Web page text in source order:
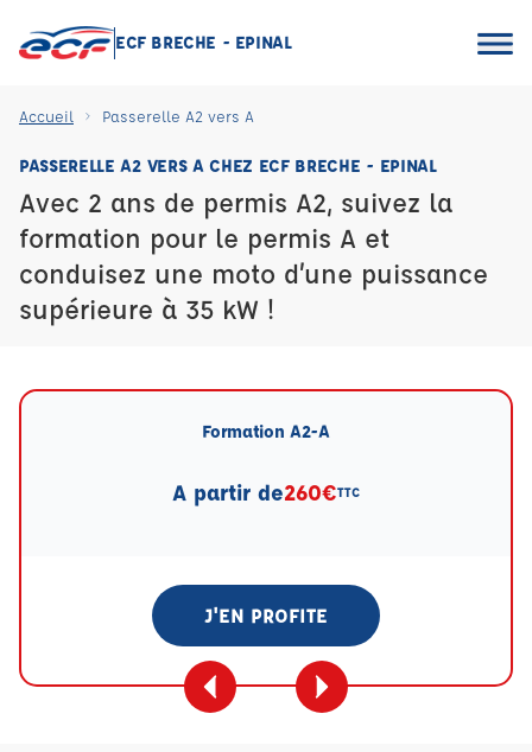
ECF BRECHE - EPINAL
Accueil Passerelle A2 vers A
PASSERELLE A2 VERS A CHEZ ECF BRECHE - EPINAL
Avec 2 ans de permis A2, suivez la
formation pour le permis A et
conduisez une moto d’une puissance
supérieure à 35 kW !
Formation A2-A
A partir de260€TTC
J'EN PROFITE